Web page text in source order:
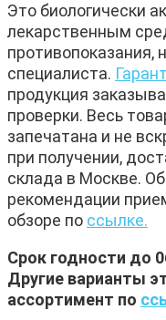
Это биологически
лекарственным
противопоказания,
специалиста.
продукция
проверки. Весь
запечатана и не
при получении,
склада в Москве.
рекомендации
обзоре по ссылке.
Срок годности до
Другие варианты
ассортимент по